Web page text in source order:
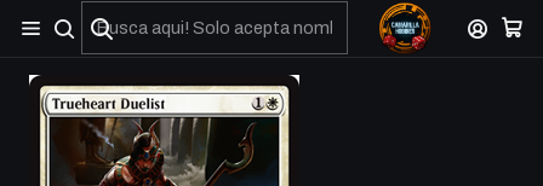
No olviden reportar sus depositos y transferencias por Whatsapp